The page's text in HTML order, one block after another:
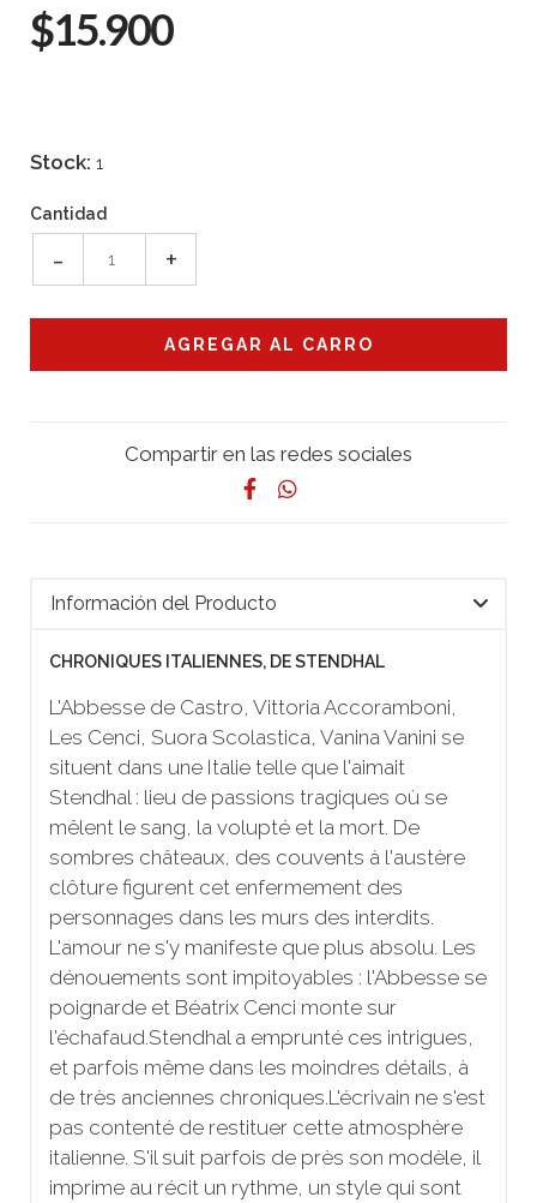
$15.900
Stock: 1
Cantidad
- +
Compartir en las redes sociales
Información del Producto
CHRONIQUES ITALIENNES, DE STENDHAL
L'Abbesse de Castro, Vittoria Accoramboni,
Les Cenci, Suora Scolastica, Vanina Vanini se
situent dans une Italie telle que l'aimait
Stendhal : lieu de passions tragiques où se
mêlent le sang, la volupté et la mort. De
sombres châteaux, des couvents à l'austère
clôture figurent cet enfermement des
personnages dans les murs des interdits.
L'amour ne s'y manifeste que plus absolu. Les
dénouements sont impitoyables : l'Abbesse se
poignarde et Béatrix Cenci monte sur
l'échafaud.Stendhal a emprunté ces intrigues,
et parfois même dans les moindres détails, à
de très anciennes chroniques.L'écrivain ne s'est
pas contenté de restituer cette atmosphère
italienne. S'il suit parfois de près son modèle, il
imprime au récit un rythme, un style qui sont